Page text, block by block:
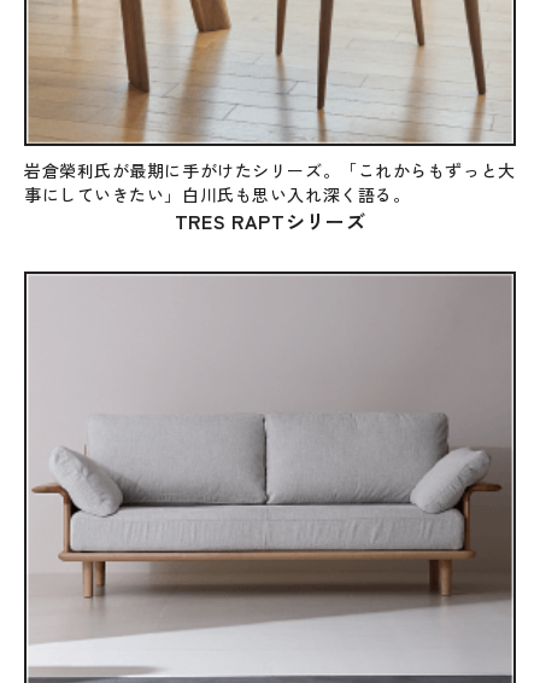
岩倉榮利氏が最期に手がけたシリーズ。「これからもずっと大
事にしていきたい」白川氏も思い入れ深く語る。
TRES RAPTシリーズ